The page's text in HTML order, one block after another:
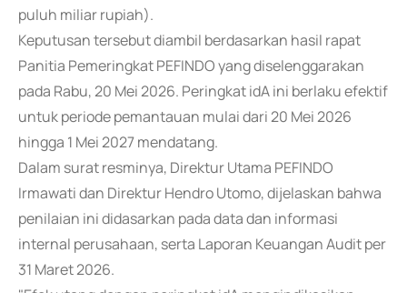
puluh miliar rupiah).
Keputusan tersebut diambil berdasarkan hasil rapat
Panitia Pemeringkat PEFINDO yang diselenggarakan
pada Rabu, 20 Mei 2026. Peringkat idA ini berlaku efektif
untuk periode pemantauan mulai dari 20 Mei 2026
hingga 1 Mei 2027 mendatang.
Dalam surat resminya, Direktur Utama PEFINDO
Irmawati dan Direktur Hendro Utomo, dijelaskan bahwa
penilaian ini didasarkan pada data dan informasi
internal perusahaan, serta Laporan Keuangan Audit per
31 Maret 2026.